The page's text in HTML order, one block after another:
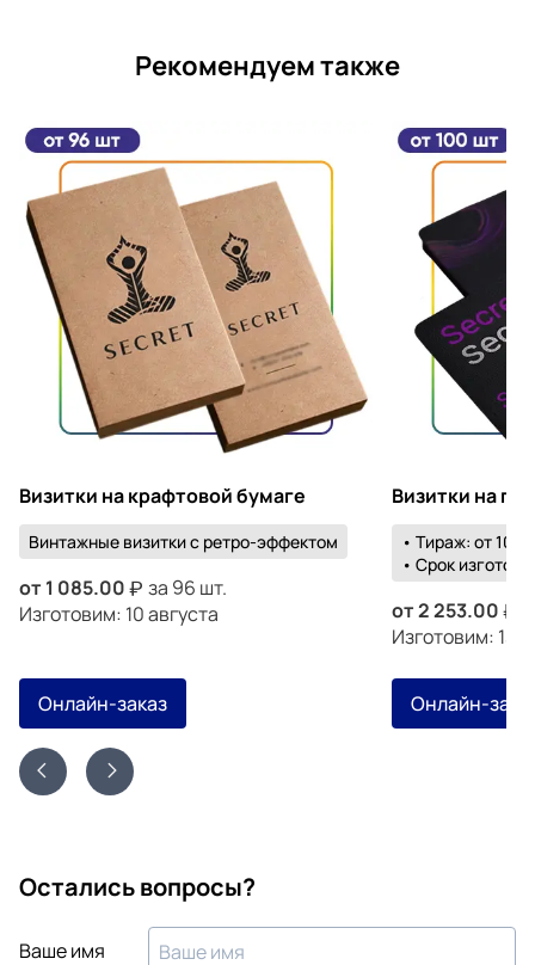
Рекомендуем также
Визитки на крафтовой бумаге
Винтажные визитки с ретро-эффектом
от 1 085.00
за 96 шт.
Изготовим: 10 августа
Онлайн-заказ
Визитки на
• Тираж: от 100
• Срок
от2 253.00
Изготовим: 13
Онлайн-
Остались вопросы?
Ваше имя